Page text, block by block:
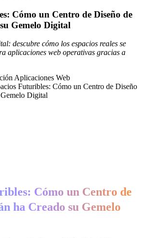
Cómo un Centro de Diseño de
Gemelo Digital
descubre cómo los espacios reales se
aplicaciones web operativas gracias a
Aplicaciones Web
Cómo un Centro de
ha Creado su Gemelo